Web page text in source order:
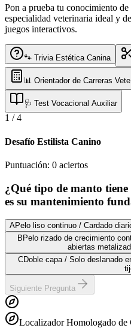
Pon a prueba tu conocimiento de
especialidad veterinaria ideal y
juegos interactivos.
🐾 Trivia Estética Canina
📊 Orientador de Carreras
🩺 Test Vocacional Auxiliar
1 /4
Desafío Estilista Canino
Puntuación: 0 aciertos
¿Qué tipo de manto
es su mantenimiento
APelo liso continuo / Cardado
B Pelo rizado de crecimiento
abiertas
CDoble capa / Solo deslanado
Siguiente Pregunta
Localizador Homologado de